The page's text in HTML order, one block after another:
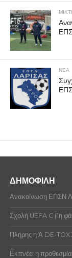
ΝΕΑ
ΔΗΜΟΦΙΛΗ
Ανακοίνωση ΕΠΣΝ
Σχολή UEFA C (1η
Πλήρης η Ά DE-TOX
Εκπνέει η